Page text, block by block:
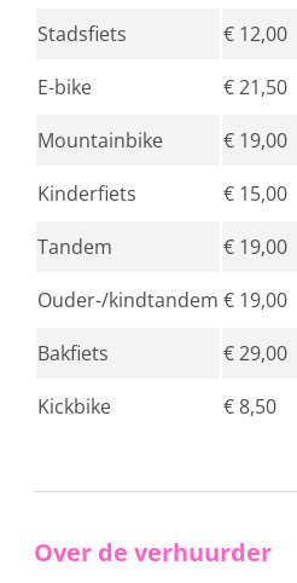
Stadsfiets
€ 12,00
E-bike
€ 21,50
Mountainbike
€ 19,00
Kinderfiets
€ 15,00
Tandem
€ 19,00
Ouder-/kindtandem € 19,00
Bakfiets
€ 29,00
Kickbike
€ 8,50
Over de verhuurder